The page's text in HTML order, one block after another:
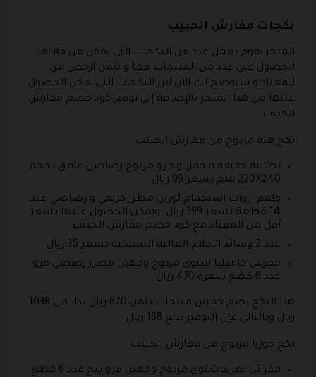
بكجات مفارش الحبيب
المتجر يقوم بعمل عدد من البكجات التي يمكن من خلالها
الحصول على عدد من المنتجات معا و بثمن ارخص من
المعتاد و سنوضح لك الان ابرز البكجات التي يمكن الحصول
عليها من هذا المتجر بالإضافة إلى توفير كود خصم مفارش
الحبيب.
بكج هبة مزدوج من مفارش الحبيب
بطانية خفيفة مخمل و فرو مزدوج رصاصي غامق بحجم
220X240 سم بسعر 99 ريال .
طقم ارواب استحمام لورين مطرز كريمي و رصاصي عدد
14 قطعة بسعر 399 ريال، ويمكن الحصول عليها بسعر
أقل من المعتاد مع كود خصم مفارش الحبيب.
عدد 2 وسائد الاحلام العالية السمكية بسعر 35 ريال .
مفرش كاميليا شتوي مزدوج وجهين مطرز رصصي فرو
عدد 6 قطع سعره 470 ريال .
هذا البكج يضم خمس منتجات بثمن 870 ريال بدلا من 1038
ريال وبالتالي فإن التوفير يبلغ 168 ريال .
بكج جوريا مزدوج من مفارش الحبيب
مفرش تغريد شتوي مزدوج وجهين فرو بيج عدد 6 قطع